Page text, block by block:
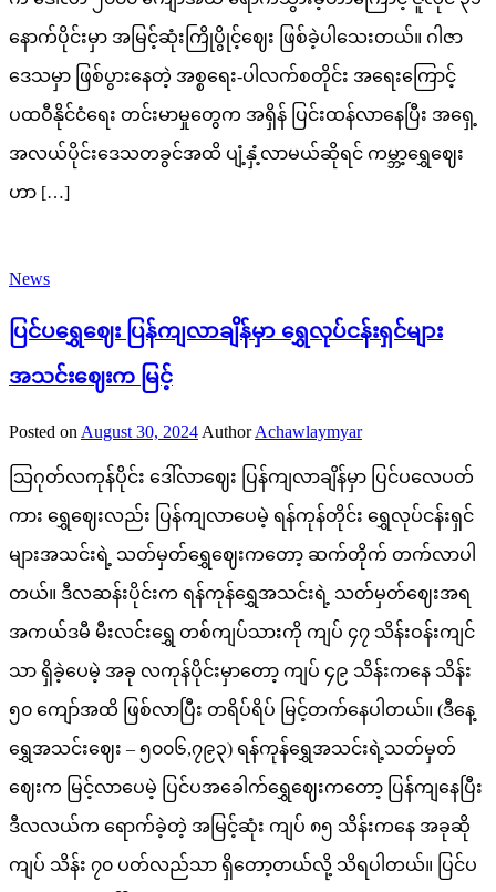
နောက်ပိုင်းမှာ အမြင့်ဆုံးကြိုပွိုင့်ဈေး ဖြစ်ခဲ့ပါသေးတယ်။ ဂါဇာ
ဒေသမှာ ဖြစ်ပွားနေတဲ့ အစ္စရေး-ပါလက်စတိုင်း အရေးကြောင့်
ပထဝီနိုင်ငံရေး တင်းမာမှုတွေက အရှိန် ပြင်းထန်လာနေပြီး အရှေ့
အလယ်ပိုင်းဒေသတခွင်အထိ ပျံ့နှံ့လာမယ်ဆိုရင် ကမ္ဘာ့ရွှေဈေး
ဟာ […]
News
ပြင်ပရွှေဈေး ပြန်ကျလာချိန်မှာ ရွှေလုပ်ငန်းရှင်များ
အသင်းဈေးက မြင့်
Posted on August 30, 2024 Author Achawlaymyar
သြဂုတ်လကုန်ပိုင်း ဒေါ်လာဈေး ပြန်ကျလာချိန်မှာ ပြင်ပလေပတ်
ကား ရွှေဈေးလည်း ပြန်ကျလာပေမဲ့ ရန်ကုန်တိုင်း ရွှေလုပ်ငန်းရှင်
များအသင်းရဲ့ သတ်မှတ်ရွှေဈေးကတော့ ဆက်တိုက် တက်လာပါ
တယ်။ ဒီလဆန်းပိုင်းက ရန်ကုန်ရွှေအသင်းရဲ့ သတ်မှတ်ဈေးအရ
အကယ်ဒမီ မီးလင်းရွှေ တစ်ကျပ်သားကို ကျပ် ၄၇ သိန်းဝန်းကျင်
သာ ရှိခဲ့ပေမဲ့ အခု လကုန်ပိုင်းမှာတော့ ကျပ် ၄၉ သိန်းကနေ သိန်း
၅၀ ကျော်အထိ ဖြစ်လာပြီး တရိပ်ရိပ် မြင့်တက်နေပါတယ်။ (ဒီနေ့
ရွှေအသင်းဈေး – ၅၀၀၆,၇၉၃) ရန်ကုန်ရွှေအသင်းရဲ့သတ်မှတ်
ဈေးက မြင့်လာပေမဲ့ ပြင်ပအခေါက်ရွှေဈေးကတော့ ပြန်ကျနေပြီး
ဒီလလယ်က ရောက်ခဲ့တဲ့ အမြင့်ဆုံး ကျပ် ၈၅ သိန်းကနေ အခုဆို
ကျပ် သိန်း ၇၀ ပတ်လည်သာ ရှိတော့တယ်လို့ သိရပါတယ်။ ပြင်ပ